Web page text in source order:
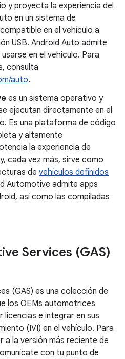
y proyecta la experiencia del
en un sistema de
en el vehículo a
USB. Android Auto admite
en el vehículo. Para
consulta
auto.
es un sistema operativo y
ejecutan directamente en el
Es una plataforma de código
y altamente
la experiencia de
cada vez más, sirve como
de vehículos definidos
Automotive admite apps
así como las compiladas
Services (GAS)
(GAS) es una colección de
los OEMs automotrices
licencias e integrar en sus
(IVI) en el vehículo. Para
la versión más reciente de
con tu punto de